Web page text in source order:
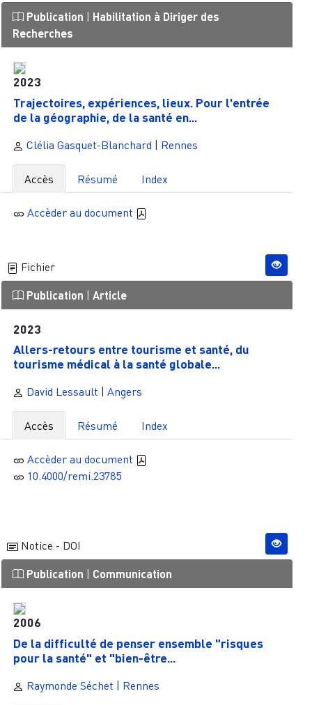
Publication | Habilitation à Diriger des
Recherches
2023
Trajectoires, expériences, lieux. Pour l'entrée
de la géographie, de la santé en...
Clélia Gasquet-Blanchard | Rennes
Accès Résumé Index
Accèder au document
Fichier
Publication | Article
2023
Allers-retours entre tourisme et santé, du
tourisme médical à la santé globale...
David Lessault Angers
Accès Résumé Index
Accèder au document
10.4000/remi.23785
Notice - DOI
Publication | Communication
2006
De la difficulté de penser ensemble "risques
pour la santé" et "bien-être...
Raymonde Séchet | Rennes